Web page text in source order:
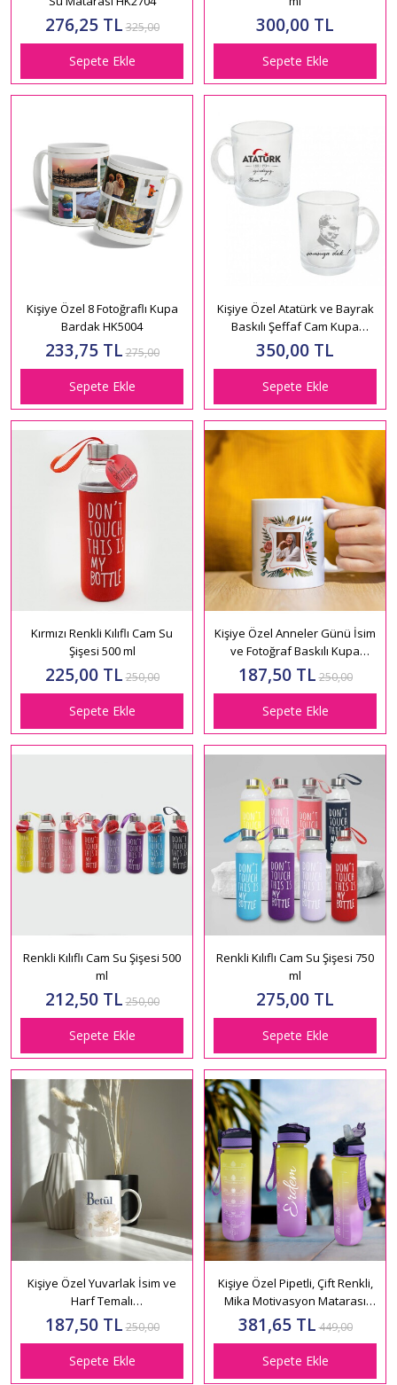
276,25 TL 325,00
Sepete Ekle
300,00 TL
Sepete Ekle
Kişiye Özel 8 Fotoğraflı Kupa
Bardak HK5004
233,75 TL 275,00
Sepete Ekle
Kişiye Özel Atatürk ve Bayrak
Baskılı Şeffaf Cam Kupa
Bardak HK2312
350,00 TL
Sepete Ekle
Kırmızı Renkli Kılıflı Cam Su
Şişesi 500 ml
225,00 TL 250,00
Sepete Ekle
Kişiye Özel Anneler Günü İsim
ve Fotoğraf Baskılı Kupa
Bardak HK2634
187,50 TL 250,00
Sepete Ekle
Renkli Kılıflı Cam Su Şişesi 500
ml
212,50 TL 250,00
Sepete Ekle
Renkli Kılıflı Cam Su Şişesi 750
ml
275,00 TL
Sepete Ekle
Kişiye Özel Yuvarlak İsim ve
Harf Temalı
Baskılı Kupa HK111
187,50 TL 250,00
Sepete Ekle
Kişiye Özel Pipetli, Çift Renkli,
Mika Motivasyon Matarası
1 Lt HK2736
381,65 TL 449,00
Sepete Ekle